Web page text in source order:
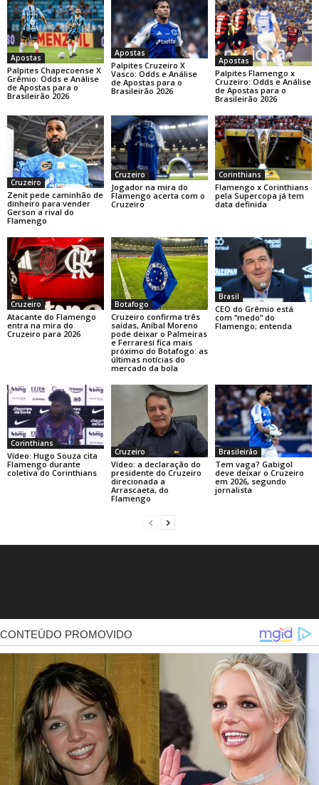
Apostas
Palpites Chapecoense X
Grêmio: Odds e Análise
de Apostas para o
Brasileirão 2026
Apostas
Palpites Cruzeiro X
Vasco: Odds e Análise
de Apostas para o
Brasileirão 2026
Apostas
Palpites Flamengo x
Cruzeiro: Odds e Análise
de Apostas para o
Brasileirão 2026
Cruzeiro
Zenit pede caminhão de
dinheiro para vender
Gerson a rival do
Flamengo
Cruzeiro
Jogador na mira do
Flamengo acerta com o
Cruzeiro
Corinthians
Flamengo x Corinthians
pela Supercopa já tem
data definida
Cruzeiro
Atacante do Flamengo
entra na mira do
Cruzeiro para 2026
Botafogo
Cruzeiro confirma três
saídas, Aníbal Moreno
pode deixar o Palmeiras
e Ferraresi fica mais
próximo do Botafogo: as
últimas notícias do
mercado da bola
Brasil
CEO do Grêmio está
com “medo” do
Flamengo; entenda
Corinthians
Vídeo: Hugo Souza cita
Flamengo durante
coletiva do Corinthians
Cruzeiro
Vídeo: a declaração do
presidente do Cruzeiro
direcionada a
Arrascaeta, do
Flamengo
Brasileirão
Tem vaga? Gabigol
deve deixar o Cruzeiro
em 2026, segundo
jornalista